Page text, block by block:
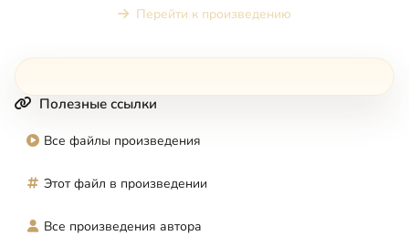
Перейти к произведению
Полезные ссылки
Все файлы произведения
Этот файл в произведении
Все произведения автора